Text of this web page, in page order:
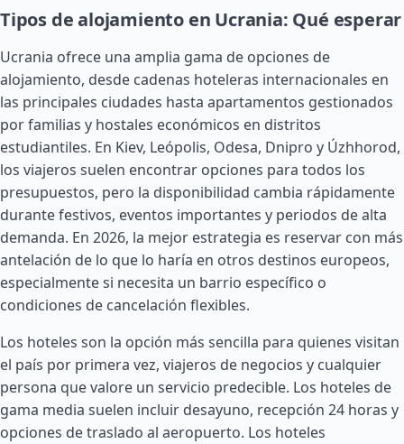
Tipos de alojamiento en Ucrania: Qué esperar
Ucrania ofrece una amplia gama de opciones de
alojamiento, desde cadenas hoteleras internacionales en
las principales ciudades hasta apartamentos gestionados
por familias y hostales económicos en distritos
estudiantiles. En Kiev, Leópolis, Odesa, Dnipro y Úzhhorod,
los viajeros suelen encontrar opciones para todos los
presupuestos, pero la disponibilidad cambia rápidamente
durante festivos, eventos importantes y periodos de alta
demanda. En 2026, la mejor estrategia es reservar con más
antelación de lo que lo haría en otros destinos europeos,
especialmente si necesita un barrio específico o
condiciones de cancelación flexibles.
Los hoteles son la opción más sencilla para quienes visitan
el país por primera vez, viajeros de negocios y cualquier
persona que valore un servicio predecible. Los hoteles de
gama media suelen incluir desayuno, recepción 24 horas y
opciones de traslado al aeropuerto. Los hoteles